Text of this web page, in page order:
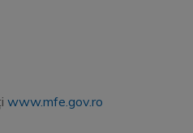
www.mfe.gov.ro